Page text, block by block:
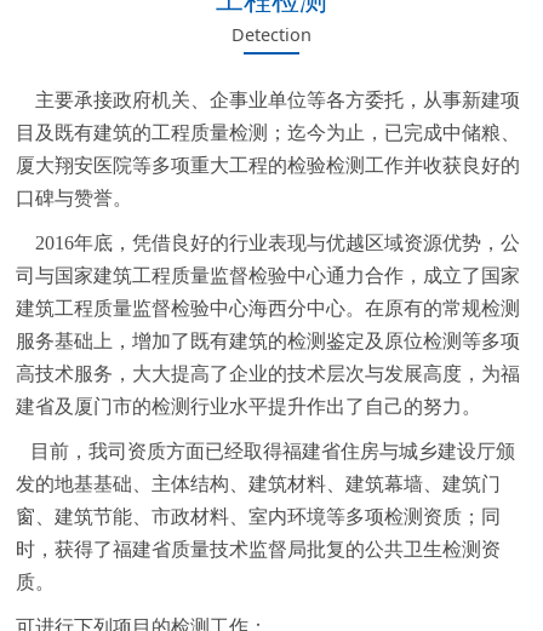
Detection
主要承接政府机关、企事业单位等各方委托，从事新建项
目及既有建筑的工程质量检测；迄今为止，已完成中储粮、
厦大翔安医院等多项重大工程的检验检测工作并收获良好的
口碑与赞誉。
2016年底，凭借良好的行业表现与优越区域资源优势，公
司与国家建筑工程质量监督检验中心通力合作，成立了国家
建筑工程质量监督检验中心海西分中心。在原有的常规检测
服务基础上，增加了既有建筑的检测鉴定及原位检测等多项
高技术服务，大大提高了企业的技术层次与发展高度，为福
建省及厦门市的检测行业水平提升作出了自己的努力。
目前，我司资质方面已经取得福建省住房与城乡建设厅颁
发的地基基础、主体结构、建筑材料、建筑幕墙、建筑门
窗、建筑节能、市政材料、室内环境等多项检测资质；同
时，获得了福建省质量技术监督局批复的公共卫生检测资
质。
可进行下列项目的检测工作：